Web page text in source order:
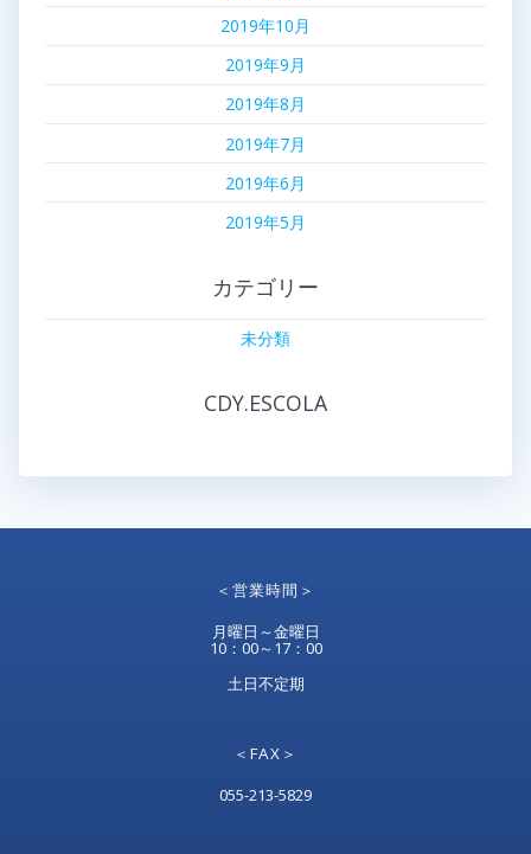
2019年10月
2019年9月
2019年8月
2019年7月
2019年6月
2019年5月
カテゴリー
未分類
CDY.ESCOLA
＜営業時間＞
月曜日～金曜日
10：00～17：00
土日不定期
＜FAX＞
055-213-5829